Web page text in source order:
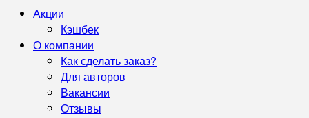
Акции
Кэшбек
О компании
Как сделать заказ?
Для авторов
Вакансии
Отзывы